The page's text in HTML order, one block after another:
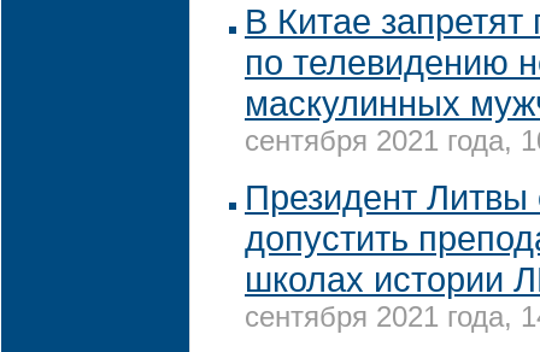
В Китае запретят
по телевидению
маскулинных
сентября 2021 года,
Президент
допустить
школах истории
сентября 2021 года,